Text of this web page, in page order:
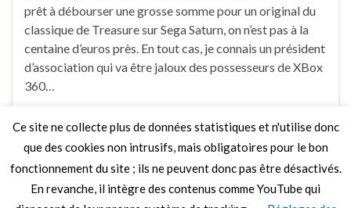
prêt à débourser une grosse somme pour un original du
classique de Treasure sur Sega Saturn, on n’est pas à la
centaine d’euros près. En tout cas, je connais un président
d’association qui va être jaloux des possesseurs de XBox
360…
1 Commentaire
Ce site ne collecte plus de données statistiques et n'utilise donc
que des cookies non intrusifs, mais obligatoires pour le bon
fonctionnement du site ; ils ne peuvent donc pas être désactivés.
En revanche, il intègre des contenus comme YouTube qui